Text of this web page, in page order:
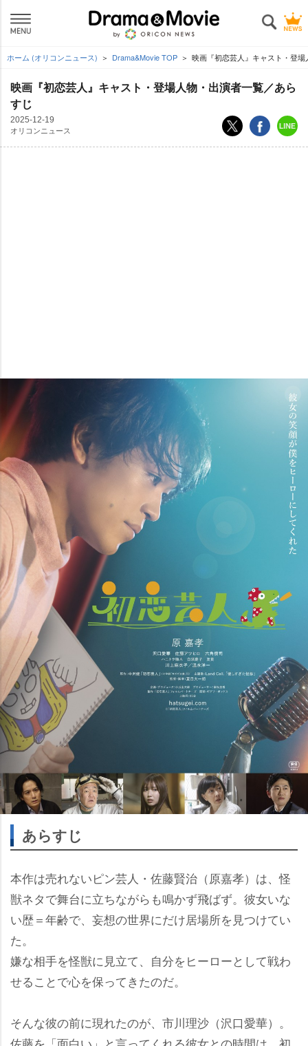
ホーム (オリコンニュース) Drama&Movie TOP 映画『初恋芸人』キャスト・登
映画『初恋芸人』キャスト・登場人物・出演者一覧／あら
すじ
2025-12-19
オリコンニュース
あらすじ
本作は売れないピン芸人・佐藤賢治（原嘉孝）は、怪
獣ネタで舞台に立ちながらも鳴かず飛ばず。彼女いな
い歴＝年齢で、妄想の世界にだけ居場所を見つけてい
た。
嫌な相手を怪獣に見立て、自分をヒーローとして戦わ
せることで心を保ってきたのだ。
そんな彼の前に現れたのが、市川理沙（沢口愛華）。